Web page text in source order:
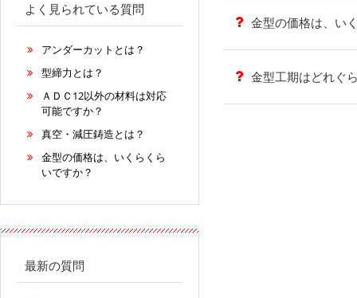
金型の価格は、い
金型工期はどれぐ
よく見られている質問
アンダーカットとは？
型締力とは？
ＡＤＣ12以外の材料は対応
可能ですか？
真空・減圧鋳造とは？
金型の価格は、いくらくら
いですか？
最新の質問